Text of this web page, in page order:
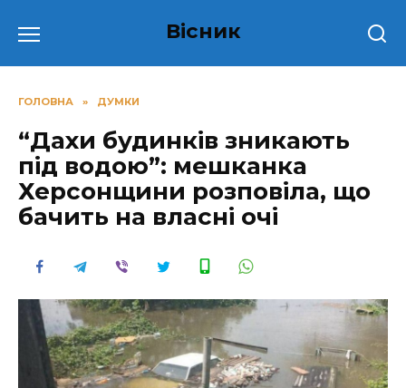
до
Вісник
ГОЛОВНА » ДУМКИ
“Дахи будинків зникають
під водою”: мешканка
Херсонщини розповіла, що
бачить на власні очі